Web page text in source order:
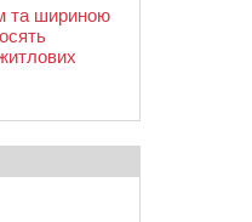
та шириною